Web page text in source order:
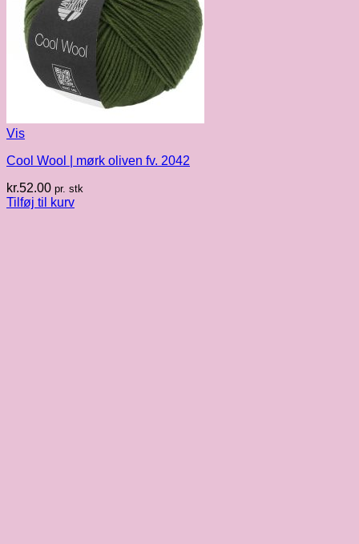
Vis
Cool Wool | mørk oliven fv. 2042
kr.52.00 pr. stk
Tilføj til kurv